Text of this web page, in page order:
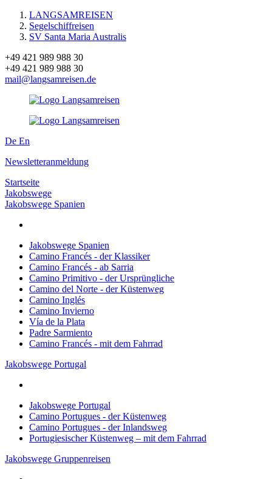
LANGSAMREISEN
Segelschiffreisen
SV Santa Maria Australis
+49 421 989 988 30
+49 421 989 988 30
mail@langsamreisen.de
De En
Newsletteranmeldung
Startseite
Jakobswege
Jakobswege Spanien
Jakobswege Spanien
Camino Francés - der Klassiker
Camino Francés - ab Sarria
Camino Primitivo - der Ursprüngliche
Camino del Norte - der Küstenweg
Camino Inglés
Camino Invierno
Vía de la Plata
Padre Sarmiento
Camino Francés - mit dem Fahrrad
Jakobswege Portugal
Jakobswege Portugal
Camino Portugues - der Küstenweg
Camino Portugues - der Inlandsweg
Portugiesischer Küstenweg – mit dem Fahrrad
Jakobswege Gruppenreisen